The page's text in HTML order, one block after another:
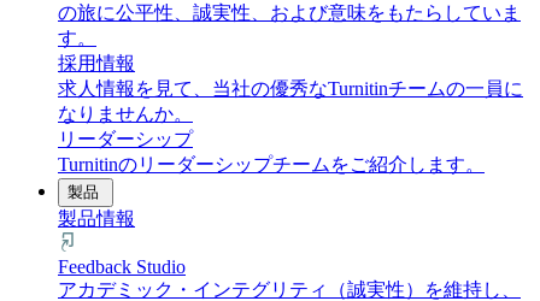
の旅に公平性、誠実性、および意味をもたらしていま
す。
採用情報
求人情報を見て、当社の優秀なTurnitinチームの一員に
なりませんか。
リーダーシップ
Turnitinのリーダーシップチームをご紹介します。
製品
製品情報
Feedback Studio
アカデミック・インテグリティ（誠実性）を維持し、